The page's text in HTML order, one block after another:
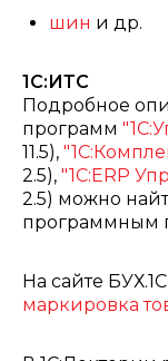
шин и др.
1С:ИТС
Подробное
программ
11.5),
2.5), "1С:ERP
2.5) можно
программным
На сайте
маркировка